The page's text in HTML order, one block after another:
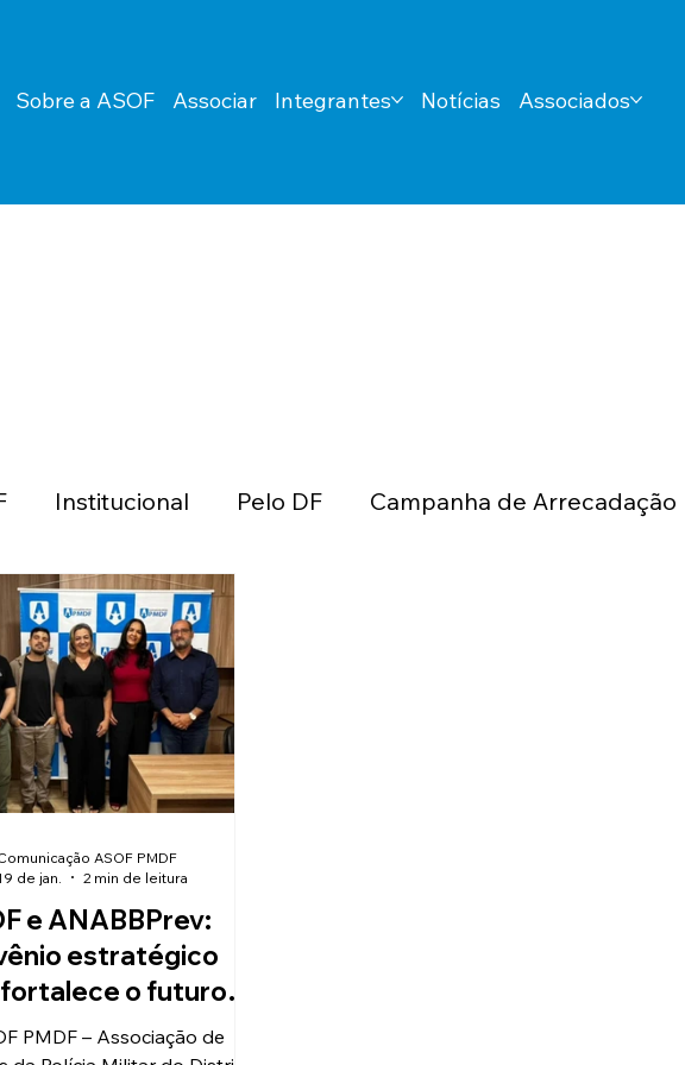
Sobre a ASOF Associar Integrantes Notícias Associados
Institucional Pelo DF Campanha de Arrecadação
Concurso Seguros
de Renda Eventos
Turismo Lazer
e ANABBPrev:
estratégico
o futuro
e social dos
PMDF – Associação de
ASOF PMDF
de jan.
2 min de leitura